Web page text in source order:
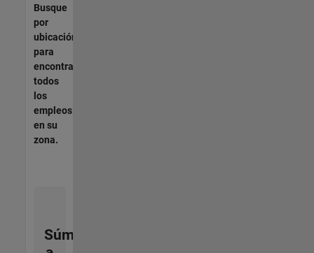
Busque
por
ubicación
para
encontrar
todos
los
empleos
en su
zona.
Súmese